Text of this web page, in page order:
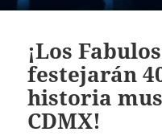
¡Los
festejarán
historia
CDMX!